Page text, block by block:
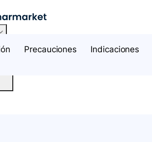
Precauciones Indicaciones